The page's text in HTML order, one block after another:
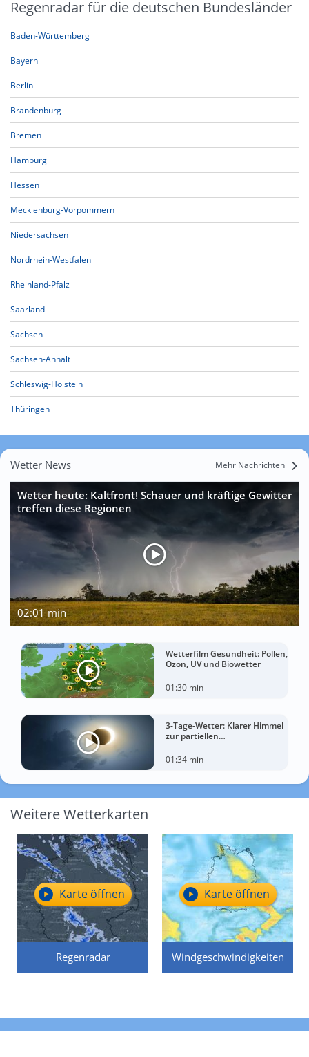
Regenradar für die deutschen Bundesländer
Baden-Württemberg
Bayern
Berlin
Brandenburg
Bremen
Hamburg
Hessen
Mecklenburg-Vorpommern
Niedersachsen
Nordrhein-Westfalen
Rheinland-Pfalz
Saarland
Sachsen
Sachsen-Anhalt
Schleswig-Holstein
Thüringen
Wetter News Mehr Nachrichten
Wetter heute: Kaltfront! Schauer und kräftige Gewitter
treffen diese Regionen
02:01 min
Wetterfilm Gesundheit: Pollen,
Ozon, UV und Biowetter
01:30 min
3-Tage-Wetter: Klarer Himmel
zur partiellen
Mittwoch?
01:34 min
Weitere Wetterkarten
Regenradar
Karte öffnen
Windgeschwindigkeiten
Karte öffnen